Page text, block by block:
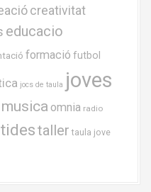
creativitat
educacio
formació futbol
jocs de taula joves
musica omnia radio
taller taula jove